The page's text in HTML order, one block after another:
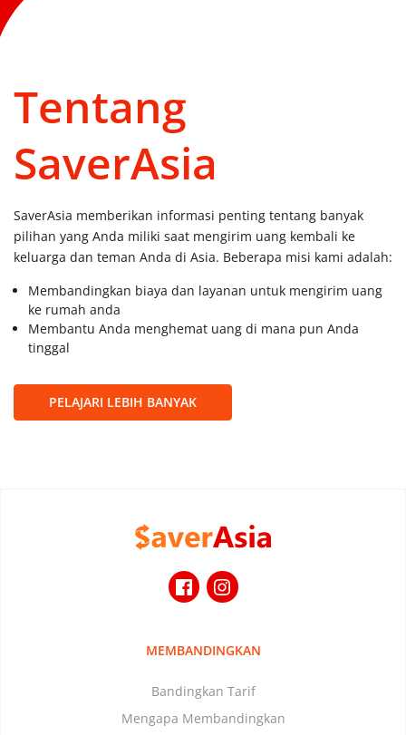
Tentang
SaverAsia
SaverAsia memberikan informasi penting tentang banyak
pilihan yang Anda miliki saat mengirim uang kembali ke
keluarga dan teman Anda di Asia. Beberapa misi kami adalah:
Membandingkan biaya dan layanan untuk mengirim uang
ke rumah anda
Membantu Anda menghemat uang di mana pun Anda
tinggal
PELAJARI LEBIH BANYAK
MEMBANDINGKAN
Bandingkan Tarif
Mengapa Membandingkan